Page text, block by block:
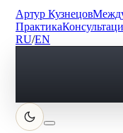
Артур Кузнецов
Практика
RU/EN